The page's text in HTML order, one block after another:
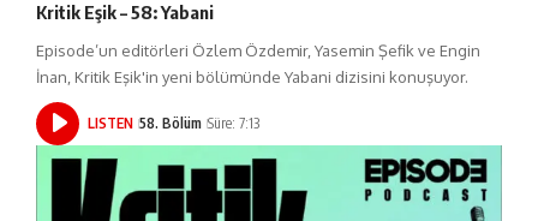
Kritik Eşik – 58: Yabani
Episode’un editörleri Özlem Özdemir, Yasemin Şefik ve Engin
İnan, Kritik Eşik'in yeni bölümünde Yabani dizisini konuşuyor.
LISTEN 58. Bölüm Süre: 7:13